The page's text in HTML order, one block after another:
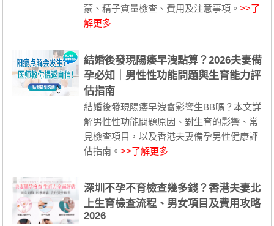
蒙、精子質量檢查、費用及注意事項。>>了
解更多
結婚後發現陽痿早洩點算？2026夫妻備
孕必知｜男性性功能問題與生育能力評
估指南
結婚後發現陽痿早洩會影響生BB嗎？本文詳
解男性性功能問題原因、對生育的影響、常
見檢查項目，以及香港夫妻備孕男性健康評
估指南。>>了解更多
深圳不孕不育檢查幾多錢？香港夫妻北
上生育檢查流程、男女項目及費用攻略
2026